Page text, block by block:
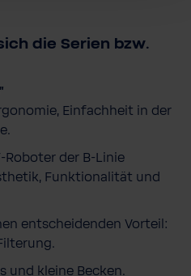
die Serien bzw.
Einfachheit in der
Roboter der B-Linie
Funktionalität und
entscheidenden Vorteil:
und kleine Becken.